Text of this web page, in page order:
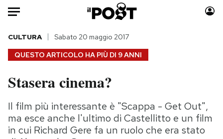
Auto
HOME
Italia
Politica
Tecnologia
Consumismi
Storie/Idee
QUESTO ARTICOLO HA PIÙ DI 9 ANNI
CULTURA Sabato 20 maggio 2017
Stasera cinema?
Il film più interessante è "Scappa - Get Out",
ma esce anche l'ultimo di Castellitto e un film
in cui Richard Gere fa un ruolo che era stato